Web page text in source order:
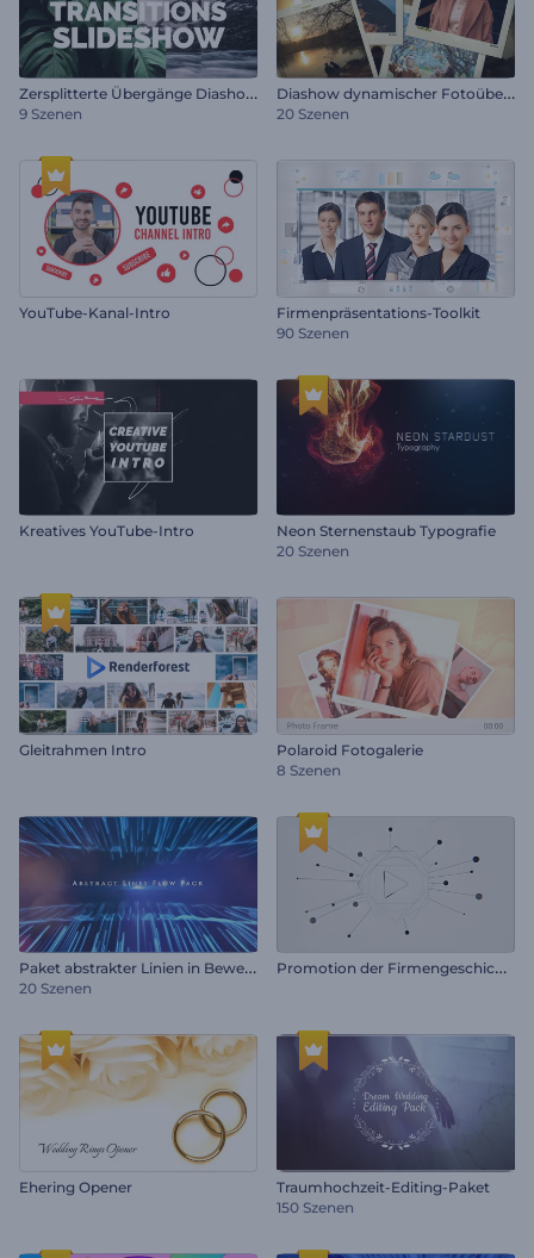
Z
ersplitterte Übergänge Diashow
9 Szenen
D
iashow dynamischer Fotoübergänge
20 Szenen
YouTube-Kanal-Intro
Firmenpräsentations-Toolkit
90 Szenen
Kreatives YouTube-Intro
Neon Sternenstaub Typografie
20 Szenen
Gleitrahmen Intro
Polaroid Fotogalerie
8 Szenen
P
aket abstrakter Linien in Bewegung
20 Szenen
P
romotion der Firmengeschichte
Ehering Opener
Traumhochzeit-Editing-Paket
150 Szenen